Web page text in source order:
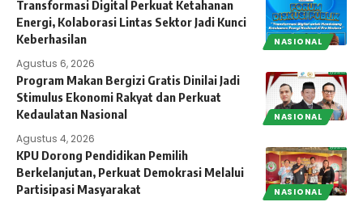
NASIONAL
Transformasi Digital Perkuat Ketahanan
Energi, Kolaborasi Lintas Sektor Jadi Kunci
Keberhasilan
Agustus 6, 2026
NASIONAL
Program Makan Bergizi Gratis Dinilai Jadi
Stimulus Ekonomi Rakyat dan Perkuat
Kedaulatan Nasional
Agustus 4, 2026
NASIONAL
KPU Dorong Pendidikan Pemilih
Berkelanjutan, Perkuat Demokrasi Melalui
Partisipasi Masyarakat